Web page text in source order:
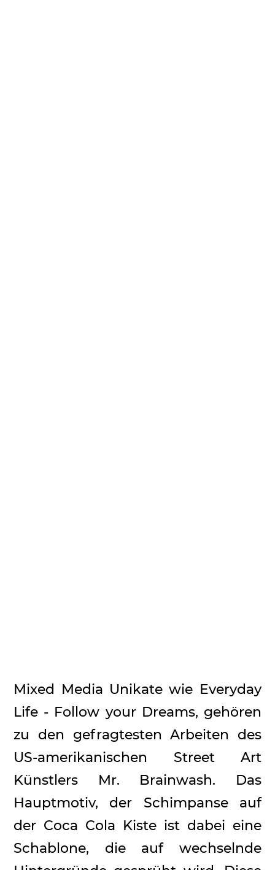
Mixed Media Unikate wie Everyday
Life - Follow your Dreams, gehören
zu den gefragtesten Arbeiten des
US-amerikanischen Street Art
Künstlers Mr. Brainwash. Das
Hauptmotiv, der Schimpanse auf
der Coca Cola Kiste ist dabei eine
Schablone, die auf wechselnde